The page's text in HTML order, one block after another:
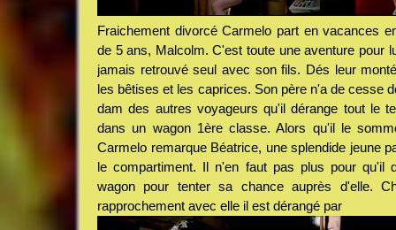
Fraichement divorcé Carmelo part en vacances
de 5 ans, Malcolm. C'est toute une aventure pour
jamais retrouvé seul avec son fils. Dés leur
les bêtises et les caprices. Son père n'a de cesse
dam des autres voyageurs qu'il dérange tout le
dans un wagon 1ère classe. Alors qu'il le
Carmelo remarque Béatrice, une splendide jeune
le compartiment. Il n'en faut pas plus pour qu'il
wagon pour tenter sa chance auprès d'elle.
rapprochement avec elle il est dérangé par